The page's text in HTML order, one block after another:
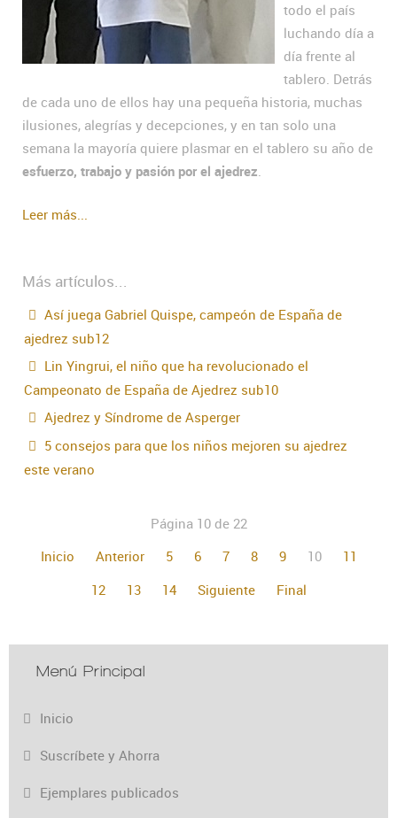
todo el país
luchando día a
día frente al
tablero. Detrás
de cada uno de ellos hay una pequeña historia, muchas
ilusiones, alegrías y decepciones, y en tan solo una
semana la mayoría quiere plasmar en el tablero su año de
esfuerzo, trabajo y pasión por el ajedrez.
Leer más...
Más artículos...
Así juega Gabriel Quispe, campeón de España de
ajedrez sub12
Lin Yingrui, el niño que ha revolucionado el
Campeonato de España de Ajedrez sub10
Ajedrez y Síndrome de Asperger
5 consejos para que los niños mejoren su ajedrez
este verano
Página 10 de 22
Inicio
Anterior 5 6 7 8 9 10
11
12
13 14 Siguiente Final
Menú Principal
Inicio
Suscríbete y Ahorra
Ejemplares publicados